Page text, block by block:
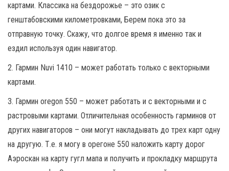
картами. Классика на бездорожье – это озик с
генштабовскими километровками, Берем пока это за
отправную точку. Скажу, что долгое время я именно так и
ездил используя один навигатор.
2. Гармин Nuvi 1410 – может работать только с векторными
картами.
3. Гармин oregon 550 – может работать и с векторными и с
растровыми картами. Отличительная особенность гарминов от
других навигаторов – они могут накладывать до трех карт одну
на другую. Т.е. я могу в орегоне 550 наложить карту дорог
Аэроскан на карту гугл мапа и получить и прокладку маршрута